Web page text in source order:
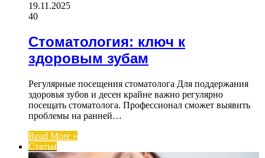
19.11.2025
40
Стоматология: ключ к
здоровым зубам
Регулярные посещения стоматолога Для поддержания
здоровья зубов и десен крайне важно регулярно
посещать стоматолога. Профессионал сможет выявить
проблемы на ранней…
Read More »
Статьи